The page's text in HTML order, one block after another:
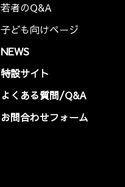
若者のQ&A
子ども向けページ
NEWS
特設サイト
よくある質問/Q&A
お問合わせフォーム